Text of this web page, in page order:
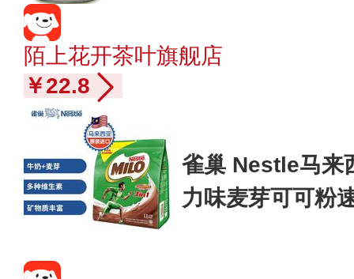
陌上花开茶叶旗舰店
￥22.8
雀巢 Nestle马来
力味麦芽可可粉